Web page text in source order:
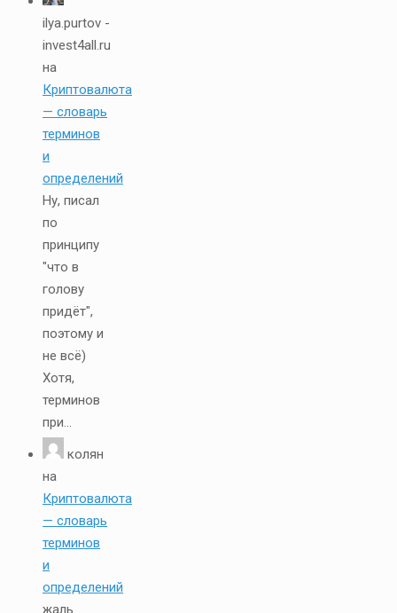
ilya.purtov -
invest4all.ru
на
Криптовалюта
— словарь
терминов
и
определений
Ну, писал
по
принципу
"что в
голову
придёт",
поэтому и
не всё)
Хотя,
терминов
при...
колян
на
Криптовалюта
— словарь
терминов
и
определений
жаль